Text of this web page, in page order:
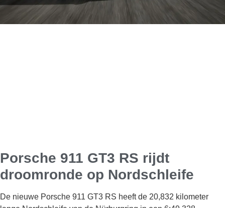
Porsche 911 GT3 RS rijdt
droomronde op Nordschleife
De nieuwe Porsche 911 GT3 RS heeft de 20,832 kilometer